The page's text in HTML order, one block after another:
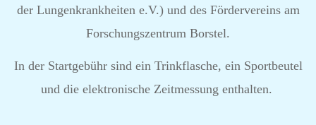
der Lungenkrankheiten e.V.) und des Fördervereins am
Forschungszentrum Borstel.
In der Startgebühr sind ein Trinkflasche, ein Sportbeutel
und die elektronische Zeitmessung enthalten.